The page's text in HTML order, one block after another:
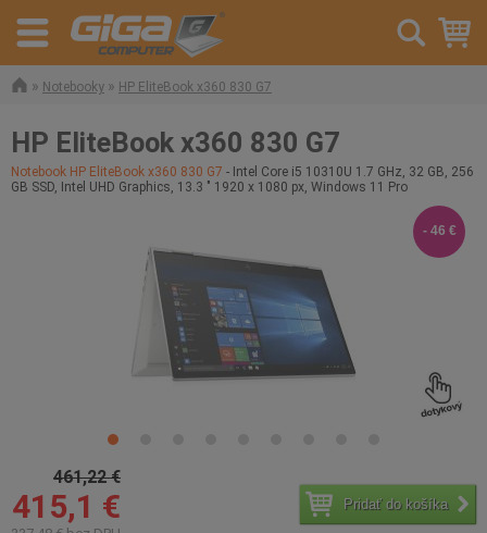
» Notebooky » HP EliteBook x360 830 G7
HP EliteBook x360 830 G7
Notebook HP EliteBook x360 830 G7 - Intel Core i5 10310U 1.7 GHz, 32 GB, 256
GB SSD, Intel UHD Graphics, 13.3 " 1920 x 1080 px, Windows 11 Pro
461,22 €
415,1 € Pridať do košíka
- 46 €